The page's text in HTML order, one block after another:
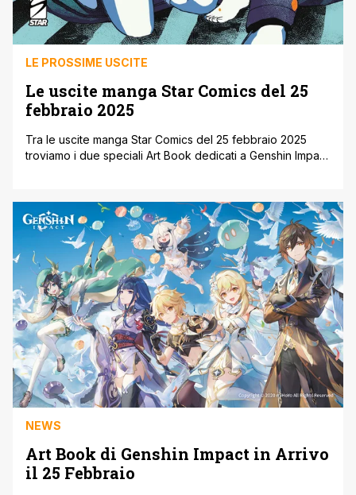
LE PROSSIME USCITE
Le uscite manga Star Comics del 25
febbraio 2025
Tra le uscite manga Star Comics del 25 febbraio 2025
troviamo i due speciali Art Book dedicati a Genshin Impact
Leveling (anche in edizione Anime Variant), Versus,
Shibatarian o Kaiju No. 8. Ecco di seguito, le varie [']
NEWS
Art Book di Genshin Impact in Arrivo
il 25 Febbraio